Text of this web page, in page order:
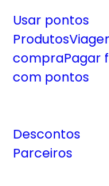
Usar pontos
Produtos
compraPagar
com pontos
Descontos
Parceiros